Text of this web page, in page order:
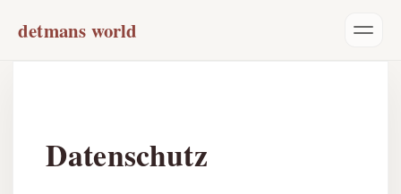
detmans world
Datenschutz